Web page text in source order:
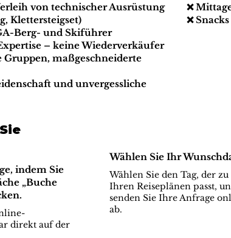
von technischer Ausrüstung
Klettersteigset)
Berg- und Skiführer
– keine Wiederverkäufer
Gruppen, maßgeschneiderte
und unvergessliche
❌
❌
indem Sie
„Buche
direkt auf der
Wählen Sie Ihr
Wählen Sie den Tag, der zu
Ihren Reiseplänen passt,
senden Sie Ihre Anfrage
ab.